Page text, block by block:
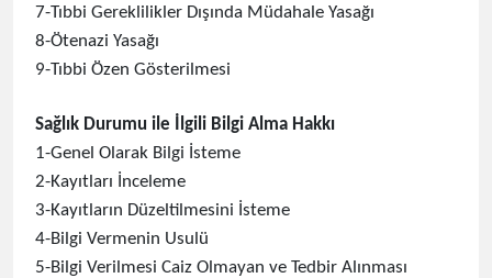
7-Tıbbi Gereklilikler Dışında Müdahale Yasağı
8-Ötenazi Yasağı
9-Tıbbi Özen Gösterilmesi
Sağlık Durumu ile İlgili Bilgi Alma Hakkı
1-Genel Olarak Bilgi İsteme
2-Kayıtları İnceleme
3-Kayıtların Düzeltilmesini İsteme
4-Bilgi Vermenin Usulü
5-Bilgi Verilmesi Caiz Olmayan ve Tedbir Alınması